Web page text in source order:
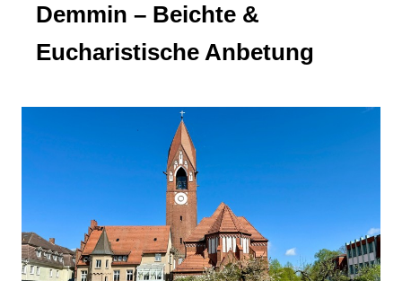
Demmin – Beichte &
Eucharistische Anbetung